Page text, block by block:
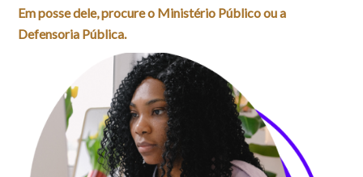
Em posse dele, procure o Ministério Público ou a
Defensoria Pública.